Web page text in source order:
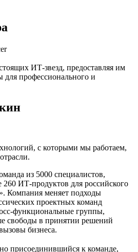
ИТ-звезд, предоставляя им
для профессионального и
с которыми мы работаем,
из 5000 специалистов,
260 ИТ-продуктов для российского
Компания меняет подходы
проектных команд
функциональные группы,
свободы в принятии решений
бизнеса.
присоединившийся к команде,